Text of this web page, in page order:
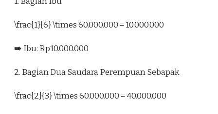
\frac{1}{6} \times 60.000.000 = 10.000.000
➡️ Ibu: Rp10.000.000
2. Bagian Dua Saudara Perempuan Sebapak
\frac{2}{3} \times 60.000.000 = 40.000.000